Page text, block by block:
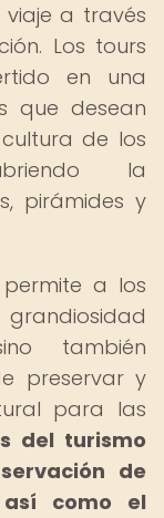
viaje a través
Los tours
en una
que desean
de los
la
pirámides y
a los
también
preservar y
para las
del turismo
de
así como el